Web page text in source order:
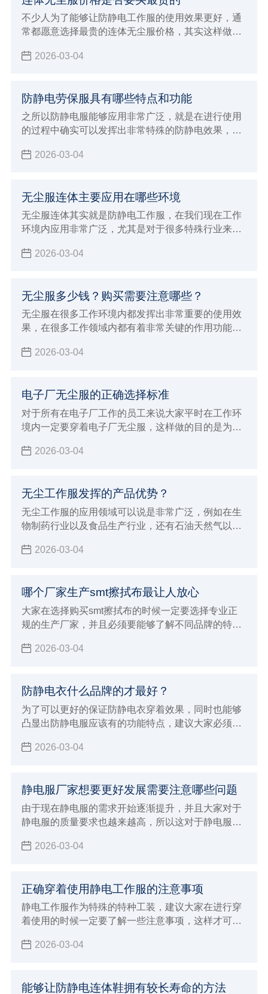
不少人为了能够让防静电工作服的使用效果更好，通
常都愿意选择最贵的连体无尘服价格，其实这样做的
2026-03-04
防静电劳保服具有哪些特点和功能
之所以防静电服能够应用非常广泛，就是在进行使用
的过程中确实可以发挥出非常特殊的防静电效果，对
电劳保服确实也能够给大家带来更好的穿着效果，在
满足各种不同工业环境的生产加工要求，对于应对各
种特殊工作来说会有非常好的保障，在特殊的环境内
避免静电造成严重的影响。
2026-03-04
无尘服连体主要应用在哪些环境
无尘服连体其实就是防静电工作服，在我们现在工作
环境内应用非常广泛，尤其是对于很多特殊行业来说
出灰尘，而且能够达到很好的防静电效果，所以对于
2026-03-04
无尘服多少钱？购买需要注意哪些？
无尘服在很多工作环境内都发挥出非常重要的使用效
果，在很多工作领域内都有着非常关键的作用功能，
2026-03-04
电子厂无尘服的正确选择标准
对于所有在电子厂工作的员工来说大家平时在工作环
境内一定要穿着电子厂无尘服，这样做的目的是为了
种电子仪器造成损伤
2026-03-04
无尘工作服发挥的产品优势？
无尘工作服的应用领域可以说是非常广泛，例如在生
物制药行业以及食品生产行业，还有石油天然气以及
工要求，在进行穿着的时候非常贴身舒适，而且能够
的优点，在进行应用的过程当中也能够展现出非常多
的产品优势，可以满足各种不同环境的严苛要求。
2026-03-04
哪个厂家生产smt擦拭布最让人放心
大家在选择购买smt擦拭布的时候一定要选择专业正
规的生产厂家，并且必须要能够了解不同品牌的特
避免影响到自己对于smt擦拭布的使用效果，建议大
布更放心，选择专业正规值得信赖的厂家来进行生
产，在合作的时候自然就会给大家带来更好的体验，
也能够发挥出更好的生产加工优势。
2026-03-04
防静电衣什么品牌的才最好？
为了可以更好的保证防静电衣穿着效果，同时也能够
凸显出防静电服应该有的功能特点，建议大家必须要
注意事项，在整个选购的过程当中就变得至关重要，
2026-03-04
静电服厂家想要更好发展需要注意哪些问题
由于现在静电服的需求开始逐渐提升，并且大家对于
静电服的质量要求也越来越高，所以这对于静电服厂
存的状态，如果想要能够让自己的厂家得到更好的发
2026-03-04
正确穿着使用静电工作服的注意事项
静电工作服作为特殊的特种工装，建议大家在进行穿
着使用的时候一定要了解一些注意事项，这样才可以
2026-03-04
能够让防静电连体鞋拥有较长寿命的方法